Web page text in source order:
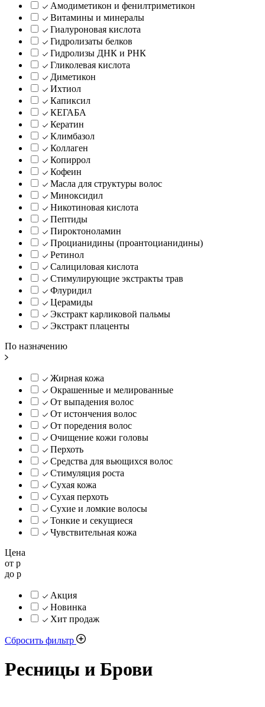
Амодиметикон и фенилтриметикон
Витамины и минералы
Гиалуроновая кислота
Гидролизаты белков
Гидролизы ДНК и РНК
Гликолевая кислота
Диметикон
Ихтиол
Капиксил
КЕГАБА
Кератин
Климбазол
Коллаген
Копиррол
Кофеин
Масла для структуры волос
Миноксидил
Никотиновая кислота
Пептиды
Пироктоноламин
Процианидины (проантоцианидины)
Ретинол
Салициловая кислота
Стимулирующие экстракты трав
Флуридил
Церамиды
Экстракт карликовой пальмы
Экстракт плаценты
По назначению
Жирная кожа
Окрашенные и мелированные
От выпадения волос
От истончения волос
От поредения волос
Очищение кожи головы
Перхоть
Средства для вьющихся волос
Стимуляция роста
Сухая кожа
Сухая перхоть
Сухие и ломкие волосы
Тонкие и секущиеся
Чувствительная кожа
Цена
от р
до р
Акция
Новинка
Хит продаж
Сбросить фильтр
Ресницы и Брови